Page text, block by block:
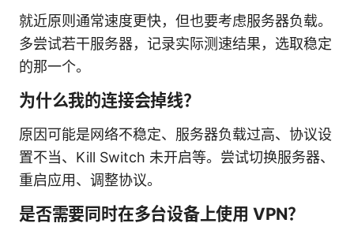
就近原则通常速度更快，但也要考虑服务器负载。
多尝试若干服务器，记录实际测速结果，选取稳定
的那一个。
为什么我的连接会掉线？
原因可能是网络不稳定、服务器负载过高、协议设
置不当、Kill Switch 未开启等。尝试切换服务器、
重启应用、调整协议。
是否需要同时在多台设备上使用 VPN？